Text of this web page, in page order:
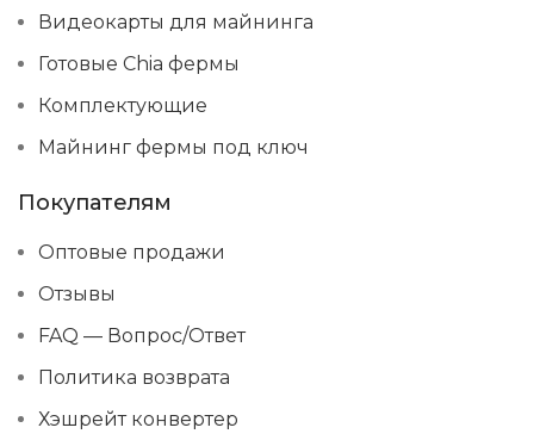
Видеокарты для майнинга
Готовые Chia фермы
Комплектующие
Майнинг фермы под ключ
Покупателям
Оптовые продажи
Отзывы
FAQ — Вопрос/Ответ
Политика возврата
Хэшрейт конвертер